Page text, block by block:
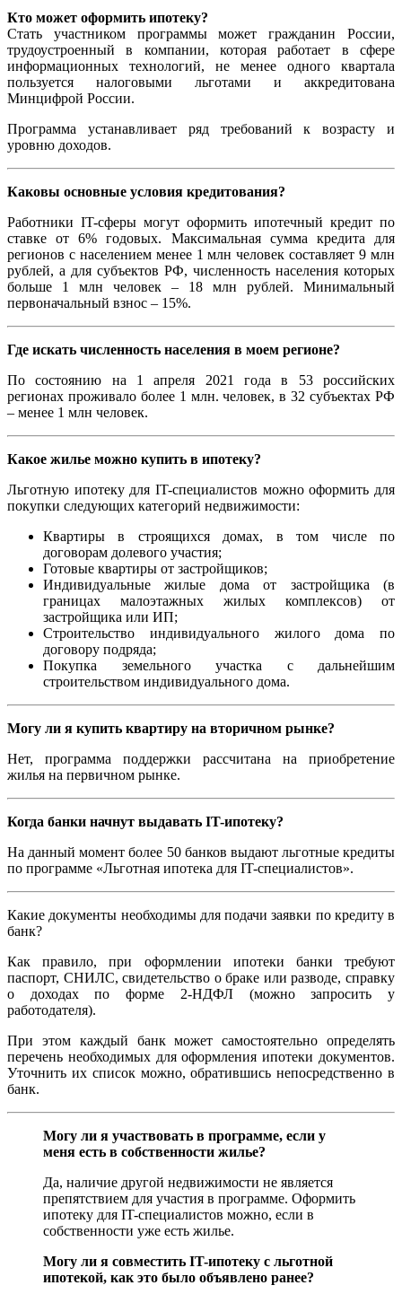
Кто может оформить ипотеку?
Стать участником программы может гражданин России,
трудоустроенный в компании, которая работает в сфере
информационных технологий, не менее одного квартала
пользуется налоговыми льготами и аккредитована
Минцифрой России.
Программа устанавливает ряд требований к возрасту и
уровню доходов.
Каковы основные условия кредитования?
Работники IT-сферы могут оформить ипотечный кредит по
ставке от 6% годовых. Максимальная сумма кредита для
регионов с населением менее 1 млн человек составляет 9 млн
рублей, а для субъектов РФ, численность населения которых
больше 1 млн человек – 18 млн рублей. Минимальный
первоначальный взнос – 15%.
Где искать численность населения в моем регионе?
По состоянию на 1 апреля 2021 года в 53 российских
регионах проживало более 1 млн. человек, в 32 субъектах РФ
– менее 1 млн человек.
Какое жилье можно купить в ипотеку?
Льготную ипотеку для IT-специалистов можно оформить для
покупки следующих категорий недвижимости:
Квартиры в строящихся домах, в том числе по
договорам долевого участия;
Готовые квартиры от застройщиков;
Индивидуальные жилые дома от застройщика (в
границах малоэтажных жилых комплексов) от
застройщика или ИП;
Строительство индивидуального жилого дома по
договору подряда;
Покупка земельного участка с дальнейшим
строительством индивидуального дома.
Могу ли я купить квартиру на вторичном рынке?
Нет, программа поддержки рассчитана на приобретение
жилья на первичном рынке.
Когда банки начнут выдавать IT-ипотеку?
На данный момент более 50 банков выдают льготные кредиты
по программе «Льготная ипотека для IT-специалистов».
Какие документы необходимы для подачи заявки по кредиту в
банк?
Как правило, при оформлении ипотеки банки требуют
паспорт, СНИЛС, свидетельство о браке или разводе, справку
о доходах по форме 2-НДФЛ (можно запросить у
работодателя).
При этом каждый банк может самостоятельно определять
перечень необходимых для оформления ипотеки документов.
Уточнить их список можно, обратившись непосредственно в
банк.
Могу ли я участвовать в программе, если у
меня есть в собственности жилье?
Да, наличие другой недвижимости не является
препятствием для участия в программе. Оформить
ипотеку для IT-специалистов можно, если в
собственности уже есть жилье.
Могу ли я совместить IT-ипотеку с льготной
ипотекой, как это было объявлено ранее?